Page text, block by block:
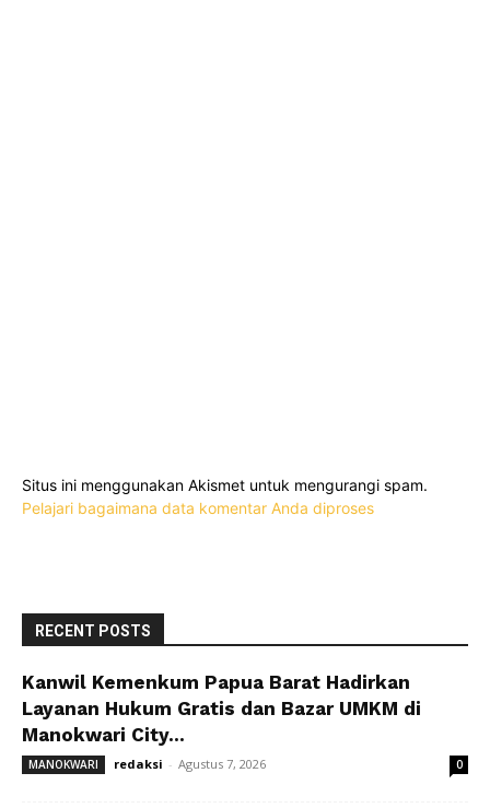
Situs ini menggunakan Akismet untuk mengurangi spam.
Pelajari bagaimana data komentar Anda diproses
RECENT POSTS
Kanwil Kemenkum Papua Barat Hadirkan
Layanan Hukum Gratis dan Bazar UMKM di
Manokwari City...
MANOKWARI redaksi - Agustus 7, 2026 0